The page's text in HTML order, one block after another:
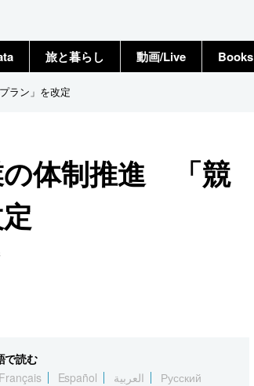
旅と暮らし 動画/Live Books
ラン」を改定
の体制推進 「競
で読む
Français Español العربية Русский